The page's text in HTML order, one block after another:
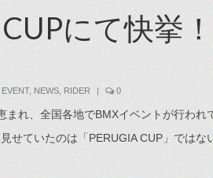
にて快挙
EVENT, NEWS RIDER | 0
れ、全国各地でBMXイベントが行われ
せていたのは「PERUGIA CUP」ではな